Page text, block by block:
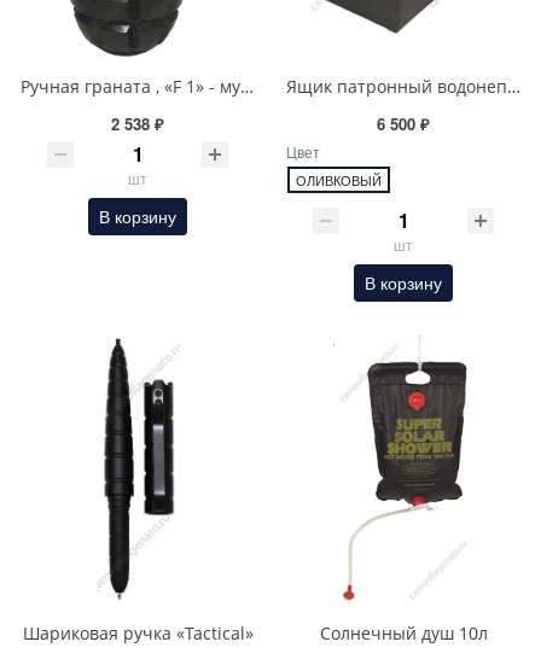
Ручная граната , «F 1» - муляж
2 538 ₽
шт
В корзину
Ящик патронный водонепроницаемый Германия
6 500 ₽
Цвет
ОЛИВКОВЫЙ
шт
В корзину
Шариковая ручка «Tactical»
Солнечный душ 10л